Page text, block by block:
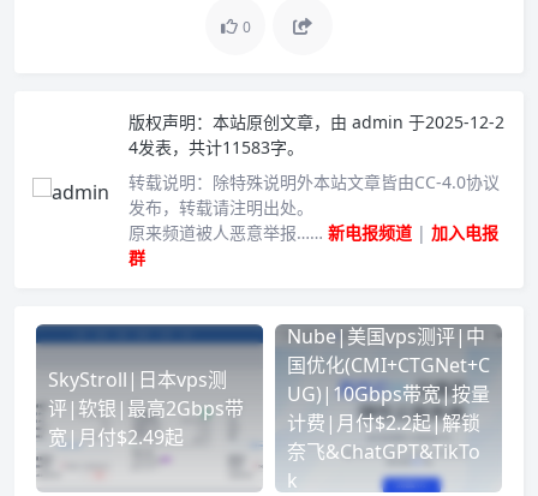
0
版权声明： 本站原创文章，由 admin 于2025-12-2
4发表，共计11583字。
转载说明： 除特殊说明外本站文章皆由CC-4.0协议
发布，转载请注明出处。
原来频道被人恶意举报…… 新电报频道 | 加入电报
群
SkyStroll|日本vps测
评|软银|最高2Gbps带
宽|月付$2.49起
Nube|美国vps测评|中
国优化(CMI+CTGNet+C
UG)|10Gbps带宽|按量
计费|月付$2.2起|解锁
奈飞&ChatGPT&TikTo
k